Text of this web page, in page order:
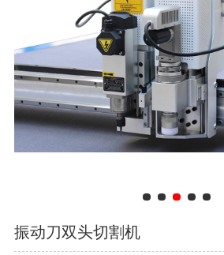
振动刀双头切割机